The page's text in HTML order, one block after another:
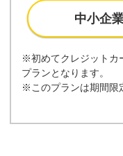
中小企
※初めてクレジットカ
プランとなります。
※このプランは期間限